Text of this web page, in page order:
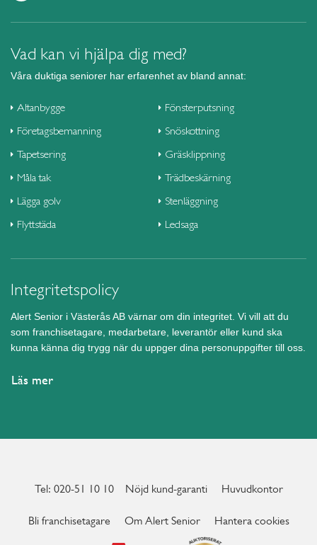
Vad kan vi hjälpa dig med?
Våra duktiga seniorer har erfarenhet av bland annat:
Altanbygge
Företagsbemanning
Tapetsering
Måla tak
Lägga golv
Flyttstäda
Fönsterputsning
Snöskottning
Gräsklippning
Trädbeskärning
Stenläggning
Ledsaga
Integritetspolicy
Alert Senior i Västerås AB värnar om din integritet. Vi vill att du
som franchisetagare, medarbetare, leverantör eller kund ska
kunna känna dig trygg när du uppger dina personuppgifter till oss.
Läs mer
Tel: 020-51 10 10 Nöjd kund-garanti Huvudkontor
Bli franchisetagare Om Alert Senior Hantera cookies